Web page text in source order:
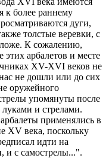
к более раннему
дуги,
толстые веревки, с
К сожалению,
этих арбалетов и месте
XV-XVI веков не
не дошли или до сих
оружейного
упомянуты после
и стрелами.
применялись в
XV века, поскольку
идти на
с самострелы...".